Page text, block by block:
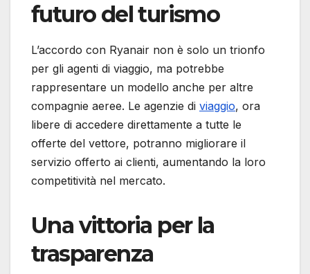
futuro del turismo
L’accordo con Ryanair non è solo un trionfo
per gli agenti di viaggio, ma potrebbe
rappresentare un modello anche per altre
compagnie aeree. Le agenzie di viaggio, ora
libere di accedere direttamente a tutte le
offerte del vettore, potranno migliorare il
servizio offerto ai clienti, aumentando la loro
competitività nel mercato.
Una vittoria per la
trasparenza